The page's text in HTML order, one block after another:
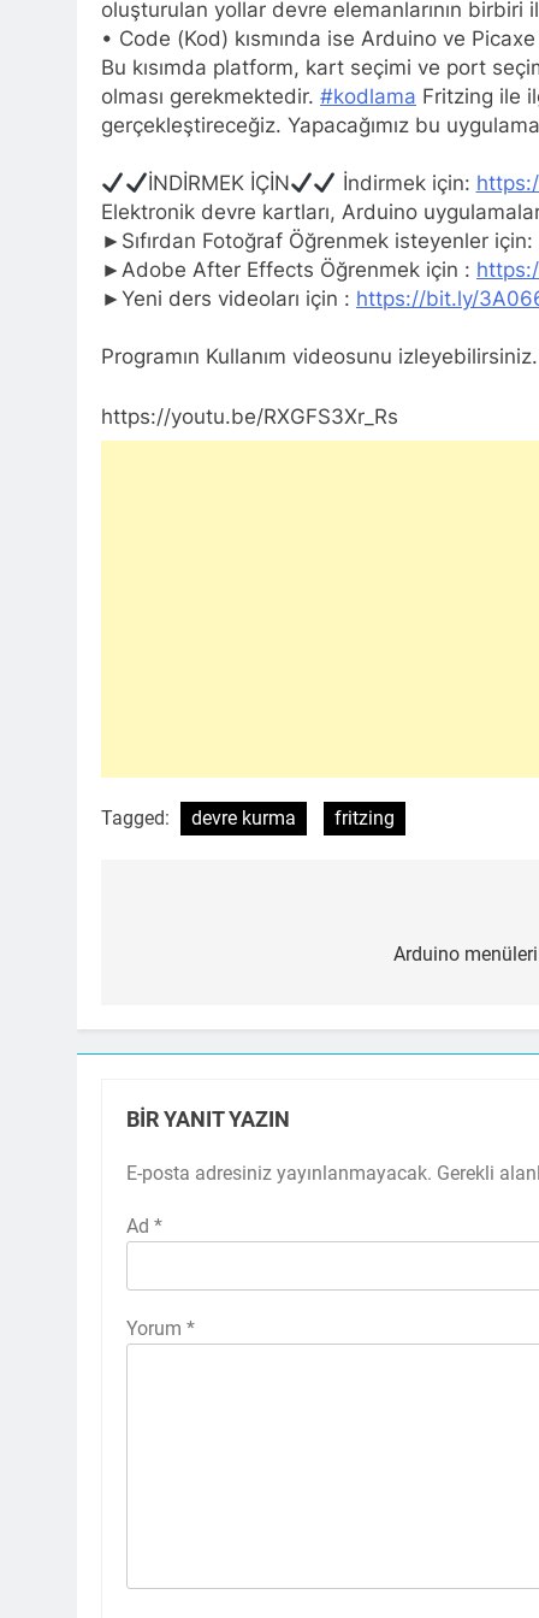
oluşturulan yollar devre elemanlarının birbiri
• Code (Kod) kısmında ise Arduino ve
Bu kısımda platform, kart seçimi ve port
olması gerekmektedir. #kodlama Fritzing ile
gerçekleştireceğiz. Yapacağımız bu
İNDİRMEK İÇİN İndirmek için:
Elektronik devre kartları, Arduino
►Sıfırdan Fotoğraf Öğrenmek isteyenler için:
►Adobe After Effects Öğrenmek için :
►Yeni ders videoları için : https://bit.ly/
Programın Kullanım videosunu izleyebilirsiniz.
https://youtu.be/RXGFS3Xr_Rs
Tagged: devre kurma fritzing
Arduino
BIR YANIT YAZIN
E-posta adresiniz yayınlanmayacak. Gerekli
Ad *
Yorum *